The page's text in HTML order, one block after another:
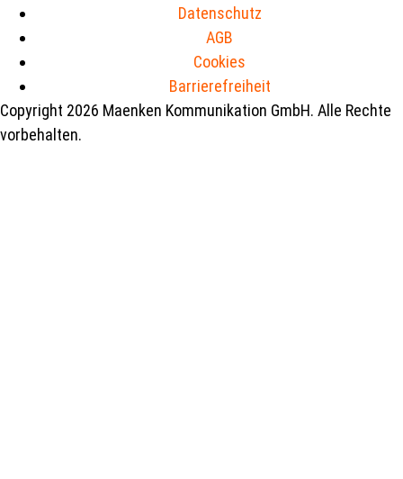
Datenschutz
AGB
Cookies
Barrierefreiheit
Copyright 2026 Maenken Kommunikation GmbH. Alle Rechte
vorbehalten.